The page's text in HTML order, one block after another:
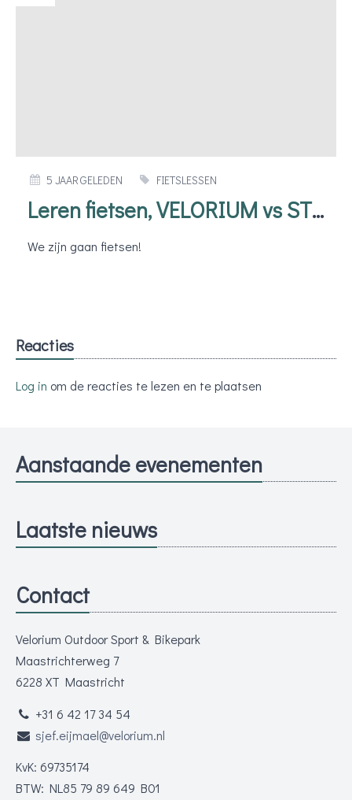
Leren fietsen, VELORIUM vs STUDENTHOTEL
5 JAAR GELEDEN FIETSLESSEN
We zijn gaan fietsen!
Reacties
Log in om de reacties te lezen en te plaatsen
Aanstaande evenementen
Laatste nieuws
Contact
Velorium Outdoor Sport & Bikepark
Maastrichterweg 7
6228 XT Maastricht
+31 6 42 17 34 54
sjef.eijmael@velorium.nl
KvK: 69735174
BTW: NL85 79 89 649 B01